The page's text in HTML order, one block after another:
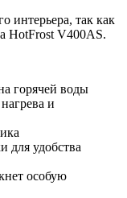
интерьера, так как
HotFrost V400AS.
горячей воды
и
для удобства
особую